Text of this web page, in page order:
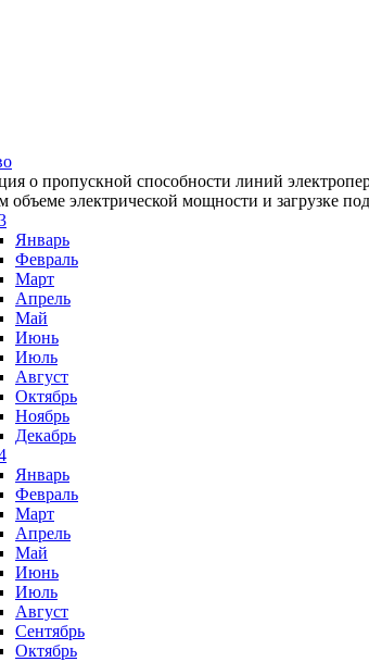
о пропускной способности линий
объеме электрической мощности и загрузке
Январь
Февраль
Март
Апрель
Май
Июнь
Июль
Август
Октябрь
Ноябрь
Декабрь
Январь
Февраль
Март
Апрель
Май
Июнь
Июль
Август
Сентябрь
Октябрь